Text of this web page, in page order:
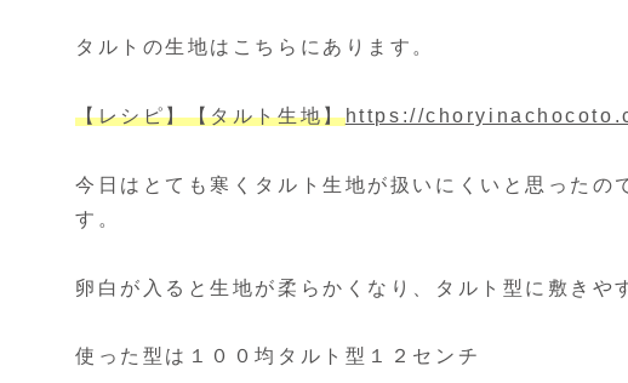
タルトの生地はこちらにあります。
【レシピ】【タルト生地】https://
今日はとても寒くタルト生地が扱いにくいと思ったの
す。
卵白が入ると生地が柔らかくなり、タルト型に敷きや
使った型は１００均タルト型１２センチ